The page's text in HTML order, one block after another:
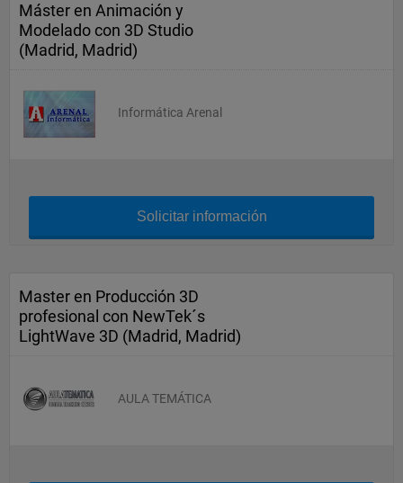
Máster en Animación y
Modelado con 3D Studio
(Madrid, Madrid)
Informática Arenal
Solicitar información
Master en Producción 3D
profesional con NewTek´s
LightWave 3D (Madrid, Madrid)
AULA TEMÁTICA